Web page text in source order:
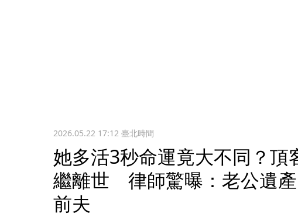
2026.05.22 17:12臺北時間
她多活3秒命運竟大不同？頂
繼離世 律師驚曝：老公遺
前夫